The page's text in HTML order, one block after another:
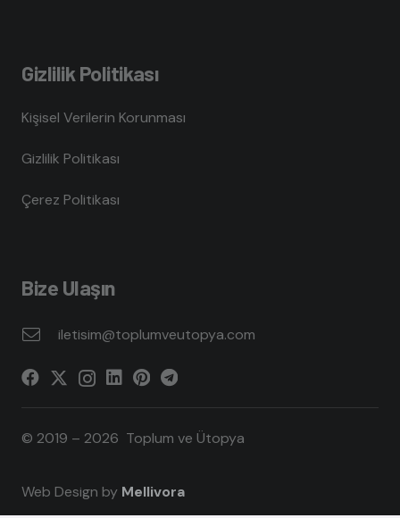
Gizlilik Politikası
Kişisel Verilerin Korunması
Gizlilik Politikası
Çerez Politikası
Bize Ulaşın
iletisim@toplumveutopya.com
© 2019 – 2026 Toplum ve Ütopya
Web Design by Mellivora